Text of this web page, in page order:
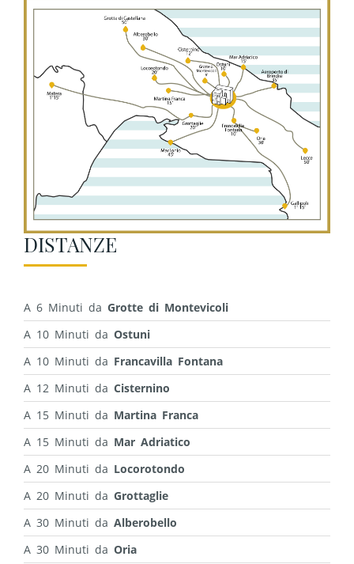
DISTANZE
A 6 Minuti da Grotte di Montevicoli
A 10 Minuti da Ostuni
A 10 Minuti da Francavilla Fontana
A 12 Minuti da Cisternino
A 15 Minuti da Martina Franca
A 15 Minuti da Mar Adriatico
A 20 Minuti da Locorotondo
A 20 Minuti da Grottaglie
A 30 Minuti da Alberobello
A 30 Minuti da Oria